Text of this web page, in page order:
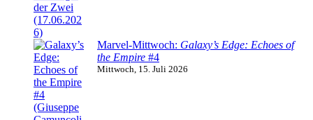
Marvel-Mittwoch: Galaxy’s Edge: Echoes of
the Empire #4
Mittwoch, 15. Juli 2026